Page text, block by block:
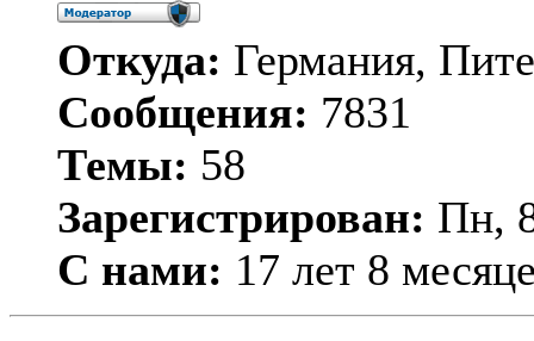
Откуда: Германия,
Сообщения: 7831
Темы: 58
Зарегистрирован: Пн,
С нами: 17 лет 8